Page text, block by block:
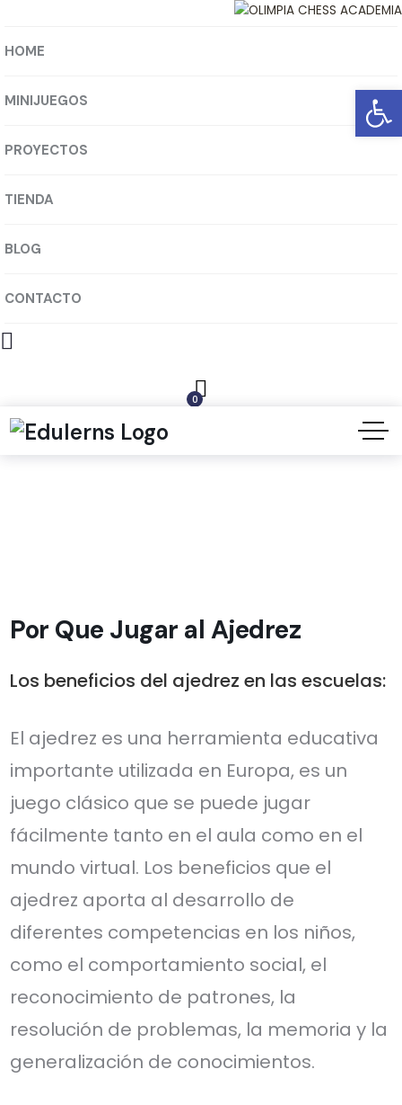
HOME
MINIJUEGOS
PROYECTOS
TIENDA
BLOG
CONTACTO
0
Por Que Jugar al Ajedrez
Los beneficios del ajedrez en las escuelas:
El ajedrez es una herramienta educativa
importante utilizada en Europa, es un
juego clásico que se puede jugar
fácilmente tanto en el aula como en el
mundo virtual. Los beneficios que el
ajedrez aporta al desarrollo de
diferentes competencias en los niños,
como el comportamiento social, el
reconocimiento de patrones, la
resolución de problemas, la memoria y la
generalización de conocimientos.
Abrir barra de herramientas